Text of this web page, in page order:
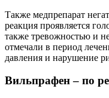
Также медпрепарат
реакция проявляется
также тревожностью и
отмечали в период
давления и нарушение
Вильпрафен – по